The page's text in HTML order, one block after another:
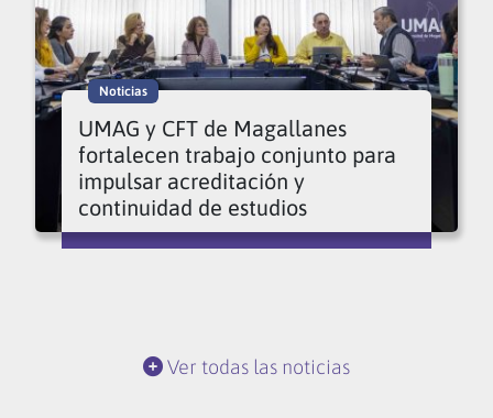
Noticias
UMAG y CFT de Magallanes
fortalecen trabajo conjunto para
impulsar acreditación y
continuidad de estudios
Ver todas las noticias